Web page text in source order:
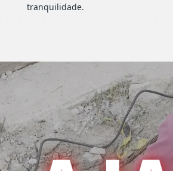
tranquilidade.